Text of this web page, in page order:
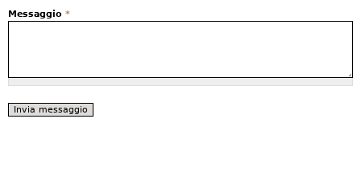
Messaggio *